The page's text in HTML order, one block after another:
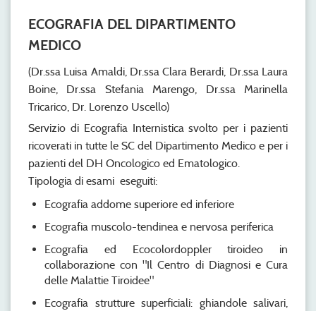
ECOGRAFIA DEL DIPARTIMENTO
MEDICO
(Dr.ssa Luisa Amaldi, Dr.ssa Clara Berardi, Dr.ssa Laura
Boine, Dr.ssa Stefania Marengo, Dr.ssa Marinella
Tricarico, Dr. Lorenzo Uscello)
Servizio di Ecografia Internistica svolto per i pazienti
ricoverati in tutte le SC del Dipartimento Medico e per i
pazienti del DH Oncologico ed Ematologico.
Tipologia di esami eseguiti:
Ecografia addome superiore ed inferiore
Ecografia muscolo-tendinea e nervosa periferica
Ecografia ed Ecocolordoppler tiroideo in
collaborazione con "Il Centro di Diagnosi e Cura
delle Malattie Tiroidee"
Ecografia strutture superficiali: ghiandole salivari,